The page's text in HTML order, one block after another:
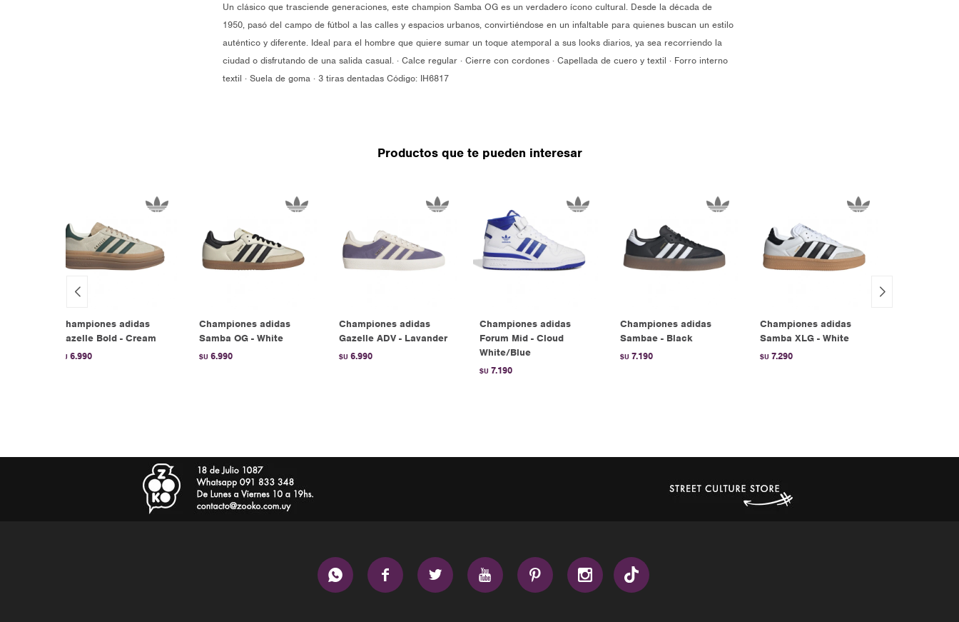
Un clásico que trasciende generaciones, este champion Samba OG es un verdadero ícono cultural. Desde la década de
1950, pasó del campo de fútbol a las calles y espacios urbanos, convirtiéndose en un infaltable para quienes buscan un estilo
auténtico y diferente. Ideal para el hombre que quiere sumar un toque atemporal a sus looks diarios, ya sea recorriendo la
ciudad o disfrutando de una salida casual. · Calce regular · Cierre con cordones · Capellada de cuero y textil · Forro interno
textil · Suela de goma · 3 tiras dentadas Código: IH6817
Productos que te pueden interesar
Championes adidas
Gazelle Bold - Cream
$U 6.990
Championes adidas
Samba OG - White
$U 6.990
Championes adidas
Gazelle ADV - Lavander
$U 6.990
Championes adidas
Forum Mid - Cloud
White/Blue
$U 7.190
Championes adidas
Sambae - Black
$U 7.190
Championes adidas
Samba XLG - White
$U 7.290
     